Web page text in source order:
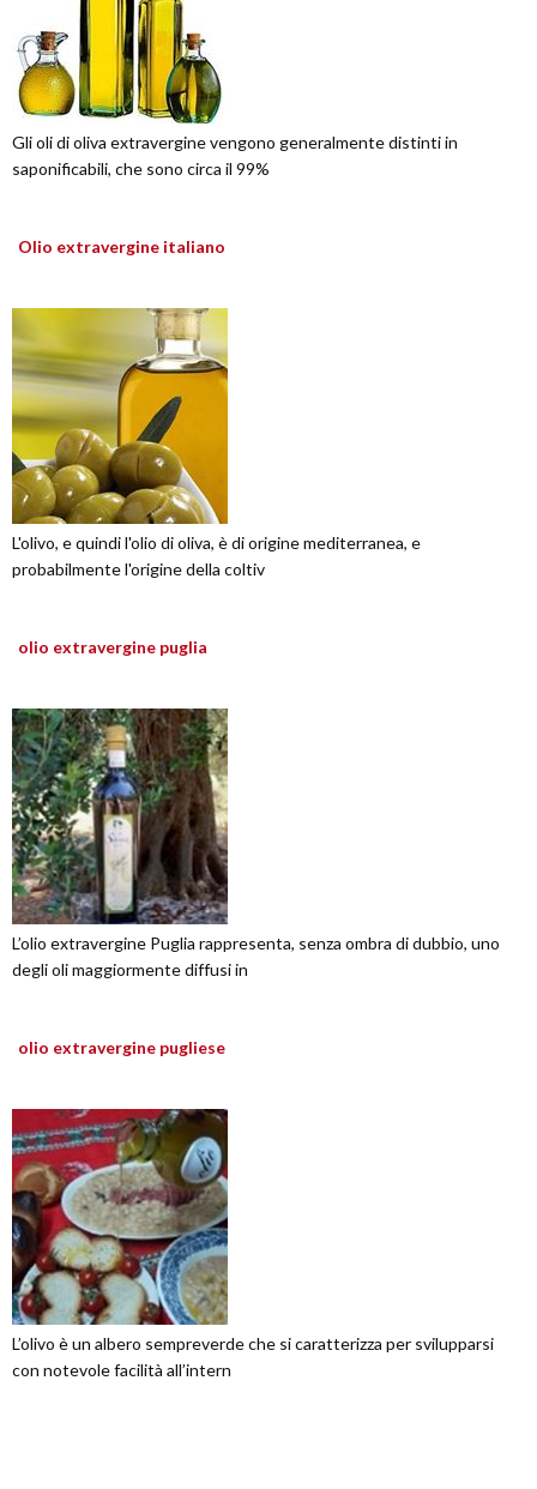
Gli oli di oliva extravergine vengono generalmente distinti in
saponificabili, che sono circa il 99%
Olio extravergine italiano
L'olivo, e quindi l'olio di oliva, è di origine mediterranea, e
probabilmente l'origine della coltiv
olio extravergine puglia
L’olio extravergine Puglia rappresenta, senza ombra di dubbio, uno
degli oli maggiormente diffusi in
olio extravergine pugliese
L’olivo è un albero sempreverde che si caratterizza per svilupparsi
con notevole facilità all’intern